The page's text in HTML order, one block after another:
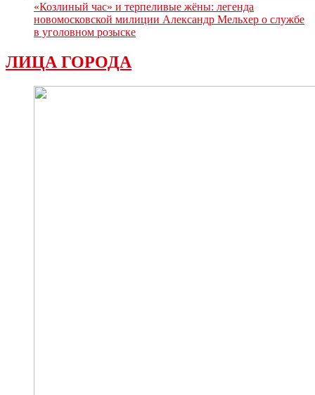
«Козлиный час» и терпеливые жёны: легенда
новомосковской милиции Александр Мельхер о службе
в уголовном розыске
ЛИЦА ГОРОДА